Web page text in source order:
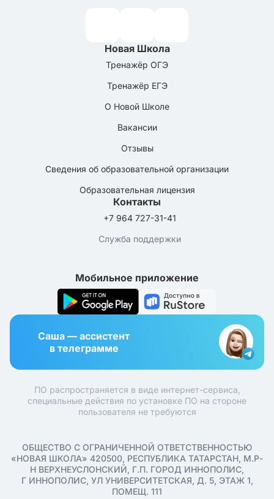
Новая Школа
Тренажёр ОГЭ
Тренажёр ЕГЭ
О Новой Школе
Вакансии
Отзывы
Сведения об образовательной организации
Образовательная лицензия
Контакты
+7 964 727-31-41
Служба поддержки
Мобильное приложение
Саша — ассистент
в телеграмме
ПО распространяется в виде интернет-сервиса,
специальные действия по установке ПО на стороне
пользователя не требуются
ОБЩЕСТВО С ОГРАНИЧЕННОЙ ОТВЕТСТВЕННОСТЬЮ
«НОВАЯ ШКОЛА» 420500, РЕСПУБЛИКА ТАТАРСТАН, М.Р-
Н ВЕРХНЕУСЛОНСКИЙ, Г.П. ГОРОД ИННОПОЛИС,
Г ИННОПОЛИС, УЛ УНИВЕРСИТЕТСКАЯ, Д. 5, ЭТАЖ 1,
ПОМЕЩ. 111